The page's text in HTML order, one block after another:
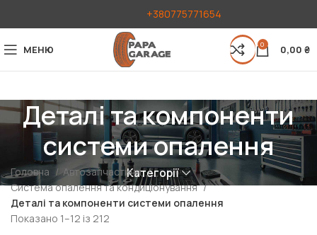
+380775771654
МЕНЮ 0 0,00 ₴
Деталі та компоненти
системи опалення
Категорії
Головна
Автозапчастини
Система опалення та кондиціонування
Деталі та компоненти системи опалення
Показано 1–12 із 212